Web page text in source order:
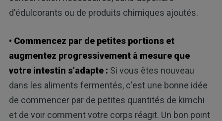
d'édulcorants ou de produits chimiques ajoutés.
• Commencez par de petites portions et
augmentez progressivement à mesure que
votre intestin s'adapte : Si vous êtes nouveau
dans les aliments fermentés, c'est une bonne idée
de commencer par de petites quantités de kimchi
et de voir comment votre corps réagit. Un bon point